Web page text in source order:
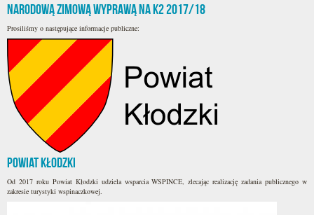
Narodową Zimową Wyprawą na K2 2017/18
Prosiliśmy o następujące informacje publiczne:
Powiat Kłodzki
Od 2017 roku Powiat Kłodzki udziela wsparcia WSPINCE, zlecając realizację zadania publicznego w
zakresie turystyki wspinaczkowej.